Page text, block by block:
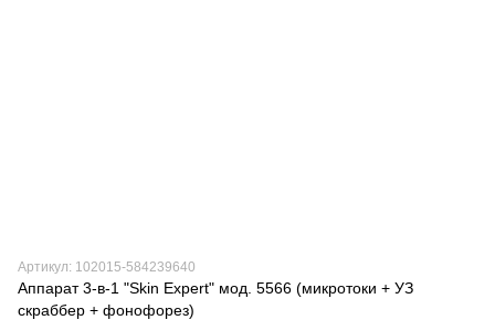
Артикул: 102015-584239640
Аппарат 3-в-1 "Skin Expert" мод. 5566 (микротоки + УЗ
скраббер + фонофорез)